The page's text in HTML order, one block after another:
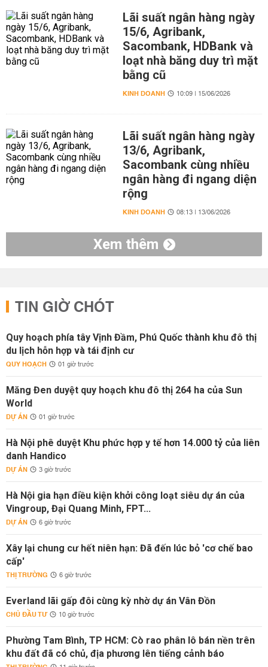
Lãi suất ngân hàng ngày
15/6, Agribank,
Sacombank, HDBank và
loạt nhà băng duy trì mặt
bằng cũ
KINH DOANH 10:09 | 15/06/2026
Lãi suất ngân hàng ngày
13/6, Agribank,
Sacombank cùng nhiều
ngân hàng đi ngang diện
rộng
KINH DOANH 08:13 | 13/06/2026
Xem thêm
TIN GIỜ CHÓT
Quy hoạch phía tây Vịnh Đầm, Phú Quốc thành khu đô thị
du lịch hỗn hợp và tái định cư
QUY HOẠCH 01 giờ trước
Măng Đen duyệt quy hoạch khu đô thị 264 ha của Sun
World
DỰ ÁN 01 giờ trước
Hà Nội phê duyệt Khu phức hợp y tế hơn 14.000 tỷ của liên
danh Handico
DỰ ÁN 3 giờ trước
Hà Nội gia hạn điều kiện khởi công loạt siêu dự án của
Vingroup, Đại Quang Minh, FPT...
DỰ ÁN 6 giờ trước
Xây lại chung cư hết niên hạn: Đã đến lúc bỏ 'cơ chế bao
cấp'
THỊ TRƯỜNG 6 giờ trước
Everland lãi gấp đôi cùng kỳ nhờ dự án Vân Đồn
CHỦ ĐẦU TƯ 10 giờ trước
Phường Tam Bình, TP HCM: Cò rao phân lô bán nền trên
khu đất đã có chủ, địa phương lên tiếng cảnh báo